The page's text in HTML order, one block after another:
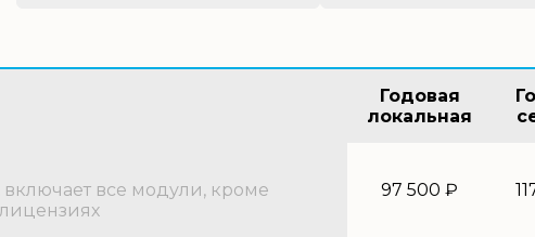
Годовая
локальная
все модули, кроме
97 500 ₽